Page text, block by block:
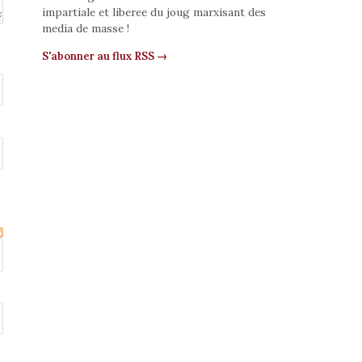
impartiale et liberee du joug marxisant des
media de masse !
S'abonner au flux RSS →